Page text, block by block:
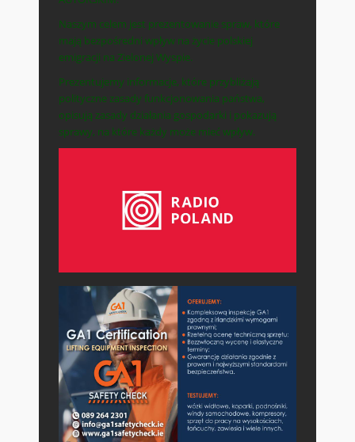
Naszym celem jest prezentowanie spraw, które
mają bezpośredni wpływ na życie polskiej
emigracji na Zielonej Wyspie.
Prezentujemy informacje, które przybliżają
polityczne zasady funkcjonowania państwa,
opisują zasady działania gospodarki i pokazują
sprawy, na które każdy może mieć wpływ.